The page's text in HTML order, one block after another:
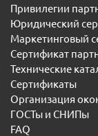
Привилегии
Юридический
Маркетинговый
Сертификат
Технические
Сертификаты
Организация
ГОСТы и СНИПы
FAQ